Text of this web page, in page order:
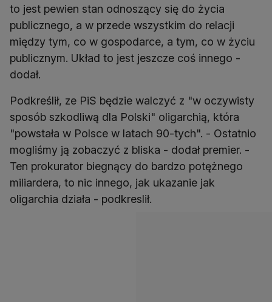
to jest pewien stan odnoszący się do życia
publicznego, a w przede wszystkim do relacji
między tym, co w gospodarce, a tym, co w życiu
publicznym. Układ to jest jeszcze coś innego -
dodał.
Podkreślił, ze PiS będzie walczyć z "w oczywisty
sposób szkodliwą dla Polski" oligarchią, która
"powstała w Polsce w latach 90-tych". - Ostatnio
mogliśmy ją zobaczyć z bliska - dodał premier. -
Ten prokurator biegnący do bardzo potężnego
miliardera, to nic innego, jak ukazanie jak
oligarchia działa - podkreslił.